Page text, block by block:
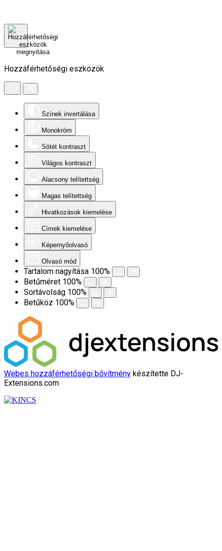
Hozzáférhetőségi eszközök
Színek invertálása
Monokróm
Sötét kontraszt
Világos kontraszt
Alacsony telítettség
Magas telítettség
Hivatkozások kiemelése
Címek kiemelése
Képernyőolvasó
Olvasó mód
Tartalom nagyítása 100%
Betűméret 100%
Sortávolság 100%
Betűköz 100%
Webes hozzáférhetőségi bővítmény készítette DJ-
Extensions.com